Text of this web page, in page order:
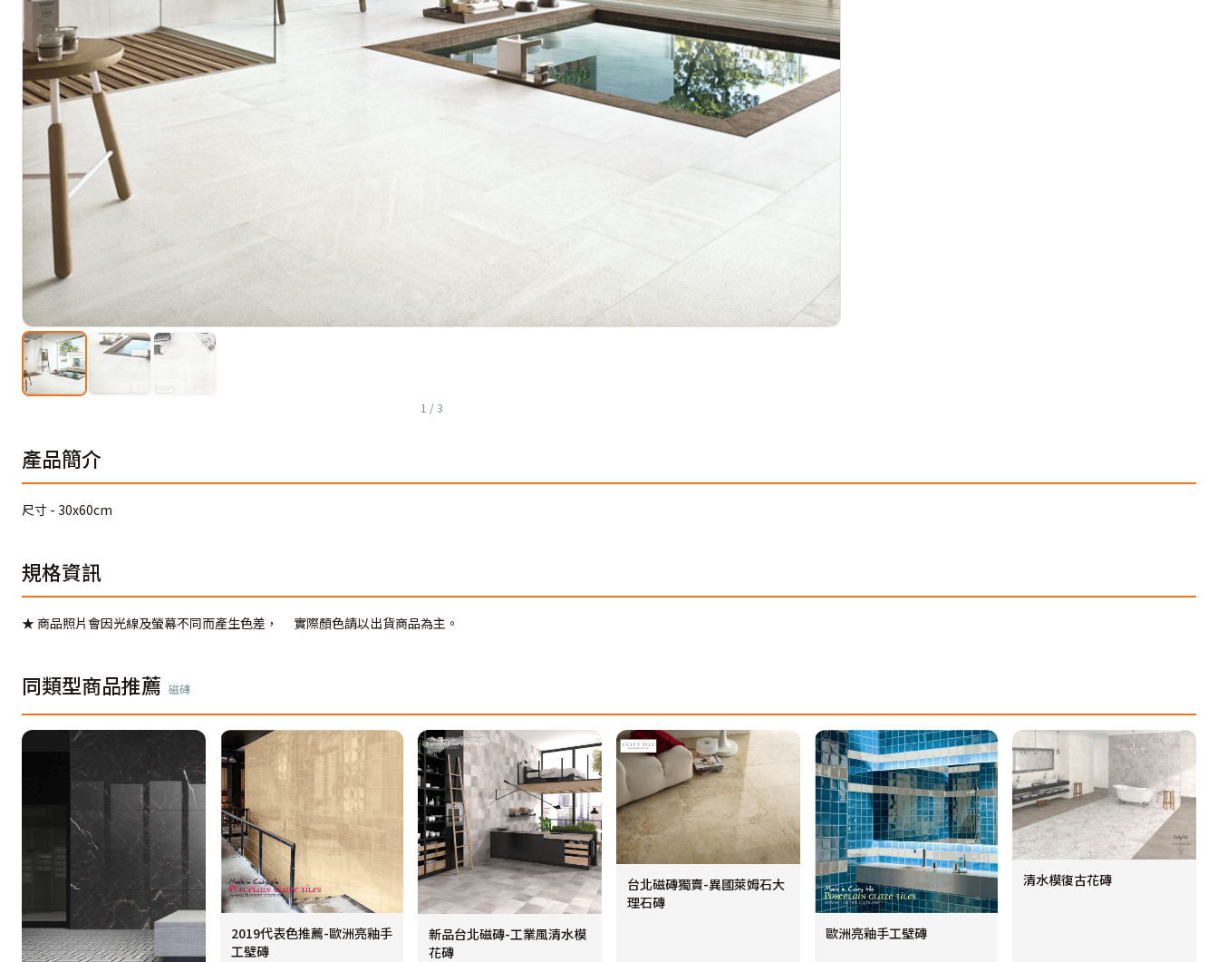
1 / 3
產品簡介
尺寸 - 30x60cm
規格資訊
★ 商品照片會因光線及螢幕不同而產生色差， 實際顏色請以出貨商品為主。
同類型商品推薦 磁磚
2019代表色推薦-歐洲亮釉手
工壁磚
新品台北磁磚-工業風清水模
花磚
台北磁磚獨賣-異國萊姆石大
理石磚
歐洲亮釉手工壁磚
清水模復古花磚